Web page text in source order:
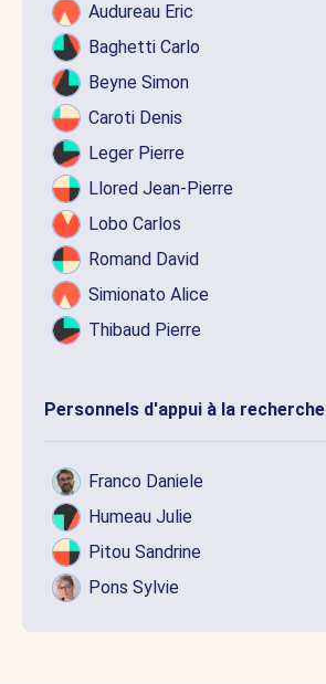
Audureau Eric
Baghetti Carlo
Beyne Simon
Caroti Denis
Leger Pierre
Llored Jean-Pierre
Lobo Carlos
Romand David
Simionato Alice
Thibaud Pierre
Personnels d'appui à la recherche
Franco Daniele
Humeau Julie
Pitou Sandrine
Pons Sylvie